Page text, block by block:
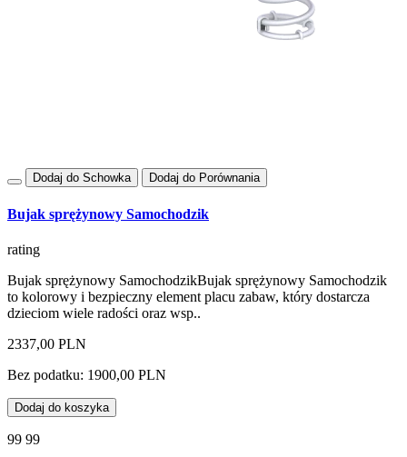
Dodaj do Schowka Dodaj do Porównania
Bujak sprężynowy Samochodzik
rating
Bujak sprężynowy SamochodzikBujak sprężynowy Samochodzik
to kolorowy i bezpieczny element placu zabaw, który dostarcza
dzieciom wiele radości oraz wsp..
2337,00 PLN
Bez podatku: 1900,00 PLN
Dodaj do koszyka
99 99